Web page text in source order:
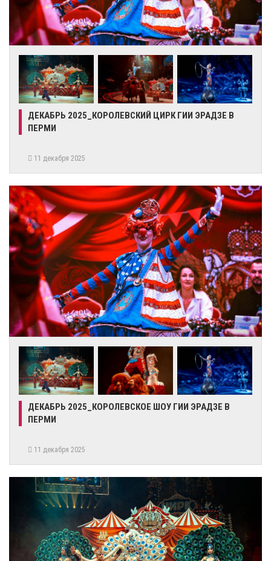
ДЕКАБРЬ 2025_КОРОЛЕВСКИЙ ЦИРК ГИИ ЭРАДЗЕ В
ПЕРМИ
11 декабря 2025
ДЕКАБРЬ 2025_КОРОЛЕВСКОЕ ШОУ ГИИ ЭРАДЗЕ В
ПЕРМИ
11 декабря 2025